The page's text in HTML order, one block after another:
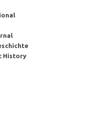
History